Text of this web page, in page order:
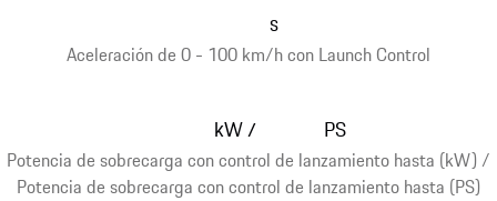
Aceleración de 0 - 100 km/h con Launch Control
s
Potencia de sobrecarga con control de lanzamiento hasta (kW) /
Potencia de sobrecarga con control de lanzamiento hasta (PS)
kW/ PS